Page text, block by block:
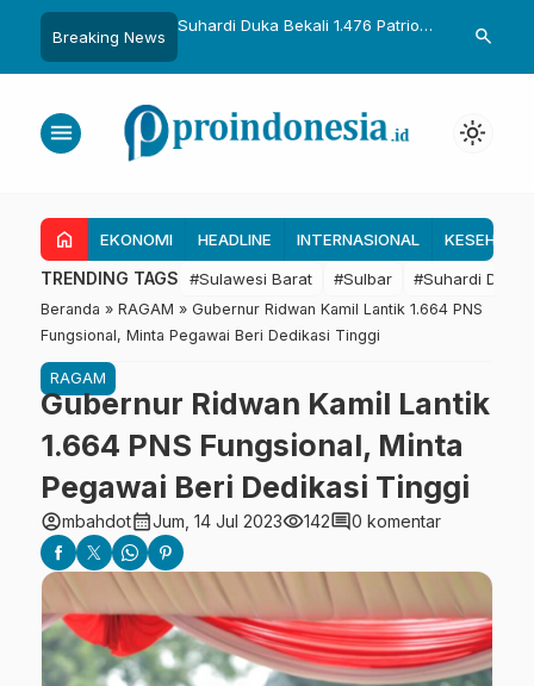
Breaking News
Bekali 1.476 Patriot
Hasil Riset Jadi
Transmigrasi
Gubernur Sulbar Perkuat
untuk Mendukung Pembangunan
Temui
Kapal 30
search
menu light_mode
home EKONOMI HEADLINE INTERNASIONAL
TRENDING TAGS #Sulawesi Barat #Sulbar #Suhardi Duka
Beranda » RAGAM » Gubernur Ridwan Kamil Lantik 1.664 PNS
Fungsional, Minta Pegawai Beri Dedikasi Tinggi
RAGAM
Gubernur Ridwan Kamil Lantik
1.664 PNS Fungsional, Minta
Pegawai Beri Dedikasi Tinggi
account_circlembahdotcalendar_monthJum, 14 Jul 2023visibility142comment0 komentar